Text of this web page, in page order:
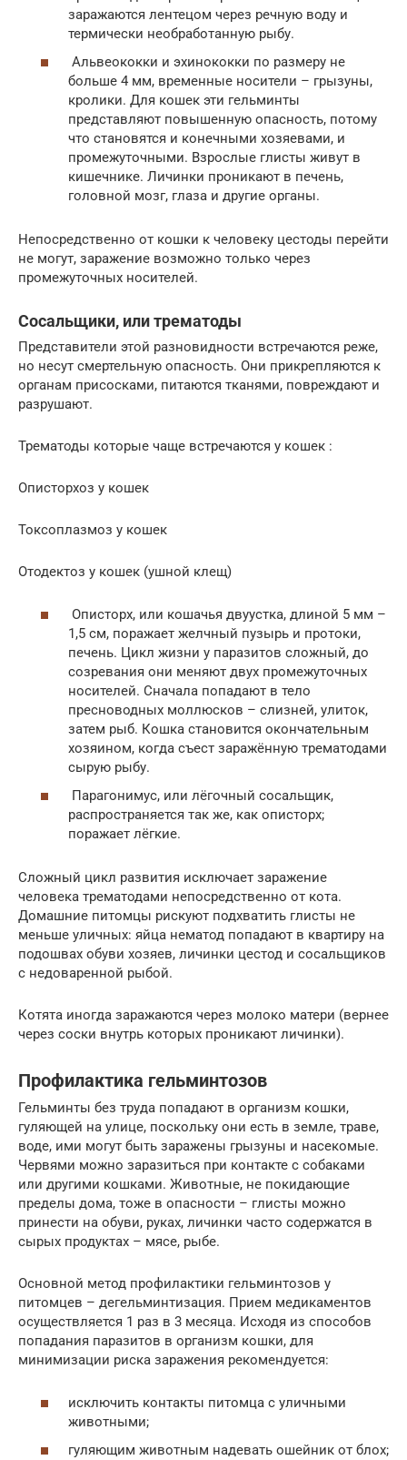
заражаются лентецом через речную воду и
термически необработанную рыбу.
Альвеококки и эхинококки по размеру не
больше 4 мм, временные носители – грызуны,
кролики. Для кошек эти гельминты
представляют повышенную опасность, потому
что становятся и конечными хозяевами, и
промежуточными. Взрослые глисты живут в
кишечнике. Личинки проникают в печень,
головной мозг, глаза и другие органы.
Непосредственно от кошки к человеку цестоды перейти
не могут, заражение возможно только через
промежуточных носителей.
Сосальщики, или трематоды
Представители этой разновидности встречаются реже,
но несут смертельную опасность. Они прикрепляются к
органам присосками, питаются тканями, повреждают и
разрушают.
Трематоды которые чаще встречаются у кошек :
Описторхоз у кошек
Токсоплазмоз у кошек
Отодектоз у кошек (ушной клещ)
Описторх, или кошачья двуустка, длиной 5 мм –
1,5 см, поражает желчный пузырь и протоки,
печень. Цикл жизни у паразитов сложный, до
созревания они меняют двух промежуточных
носителей. Сначала попадают в тело
пресноводных моллюсков – слизней, улиток,
затем рыб. Кошка становится окончательным
хозяином, когда съест заражённую трематодами
сырую рыбу.
Парагонимус, или лёгочный сосальщик,
распространяется так же, как описторх;
поражает лёгкие.
Сложный цикл развития исключает заражение
человека трематодами непосредственно от кота.
Домашние питомцы рискуют подхватить глисты не
меньше уличных: яйца нематод попадают в квартиру на
подошвах обуви хозяев, личинки цестод и сосальщиков
с недоваренной рыбой.
Котята иногда заражаются через молоко матери (вернее
через соски внутрь которых проникают личинки).
Профилактика гельминтозов
Гельминты без труда попадают в организм кошки,
гуляющей на улице, поскольку они есть в земле, траве,
воде, ими могут быть заражены грызуны и насекомые.
Червями можно заразиться при контакте с собаками
или другими кошками. Животные, не покидающие
пределы дома, тоже в опасности – глисты можно
принести на обуви, руках, личинки часто содержатся в
сырых продуктах – мясе, рыбе.
Основной метод профилактики гельминтозов у
питомцев – дегельминтизация. Прием медикаментов
осуществляется 1 раз в 3 месяца. Исходя из способов
попадания паразитов в организм кошки, для
минимизации риска заражения рекомендуется:
исключить контакты питомца с уличными
животными;
гуляющим животным надевать ошейник от блох;